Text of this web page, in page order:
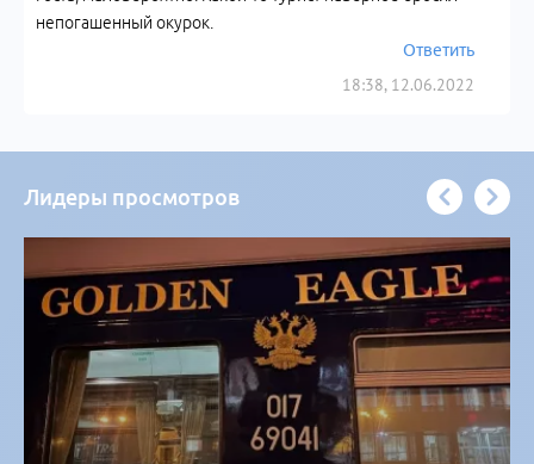
18:38, 12.06.2022
непогашенный окурок.
Ответить
Лидеры просмотров